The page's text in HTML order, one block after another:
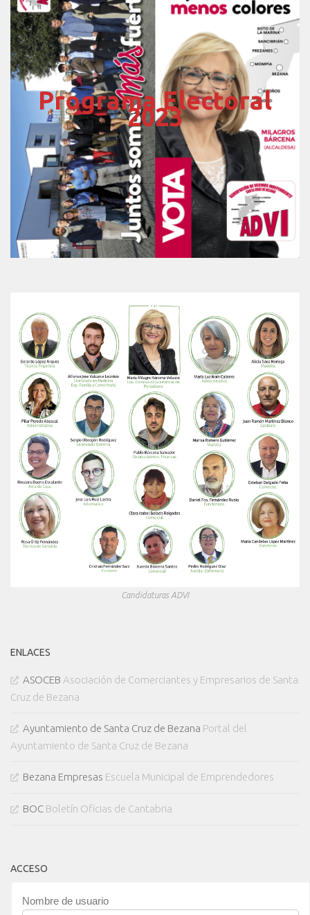
Programa Electoral
2023
Candidaturas ADVI
ENLACES
ASOCEB Asociación de Comerciantes y Empresarios de Santa
Cruz de Bezana
Ayuntamiento de Santa Cruz de Bezana Portal del
Ayuntamiento de Santa Cruz de Bezana
Bezana Empresas Escuela Municipal de Emprendedores
BOC Boletín Oficias de Cantabria
ACCESO
Nombre de usuario